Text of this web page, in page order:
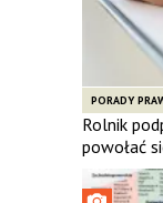
PORADY
Rolnik
powołać